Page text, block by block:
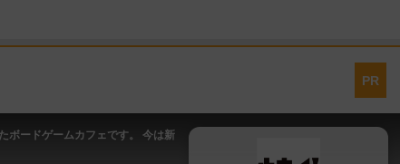
PR
ボードゲームカフェです。 今は新